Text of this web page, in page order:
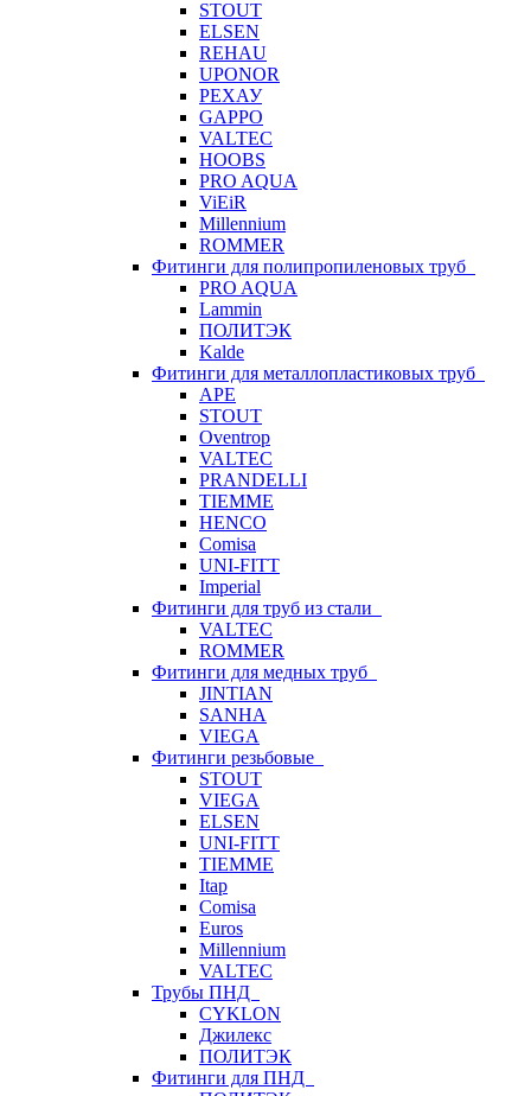
STOUT
ELSEN
REHAU
UPONOR
РЕХАУ
GAPPO
VALTEC
HOOBS
PRO AQUA
ViEiR
Millennium
ROMMER
Фитинги для полипропиленовых труб
PRO AQUA
Lammin
ПОЛИТЭК
Kalde
Фитинги для металлопластиковых труб
APE
STOUT
Oventrop
VALTEC
PRANDELLI
TIEMME
HENCO
Comisa
UNI-FITT
Imperial
Фитинги для труб из стали
VALTEC
ROMMER
Фитинги для медных труб
JINTIAN
SANHA
VIEGA
Фитинги резьбовые
STOUT
VIEGA
ELSEN
UNI-FITT
TIEMME
Itap
Comisa
Euros
Millennium
VALTEC
Трубы ПНД
CYKLON
Джилекс
ПОЛИТЭК
Фитинги для ПНД